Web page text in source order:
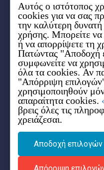
6ο χλμ.
57001
Aρ. ΓΕΜΗ:
info[at]e-kepa.gr,
https://
Στείλε
Βρείτε μας
Αυτός ο ιστότοπος
cookies για να σας
την καλύτερη δυνατή
χρήσης. Μπορείτε να
ή να απορρίψετε τη
Πατώντας "Αποδοχή
συμφωνείτε να
όλα τα cookies. Αν
"Απόρριψη
χρησιμοποιηθούν
απαραίτητα cookies.
βρεις όλες τις
χρειάζεσαι.
Αποδοχή επιλογών